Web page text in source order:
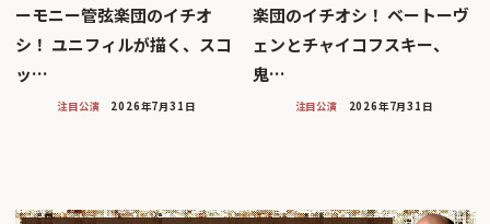
ーモニー管弦楽団のイチオ
シ！ ユニフィルが描く、スコ
ッ…
注目公演 2026年7月31日
楽団のイチオシ！ ベートーヴ
ェンとチャイコフスキー、
鬼…
注目公演 2026年7月31日